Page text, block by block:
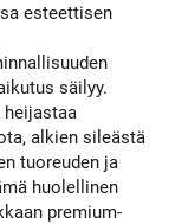
esteettisen
säilyy.
heijastaa
alkien sileästä
tuoreuden ja
huolellinen
premium-